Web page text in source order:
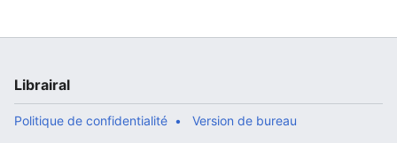
Librairal
Politique de confidentialité Version de bureau